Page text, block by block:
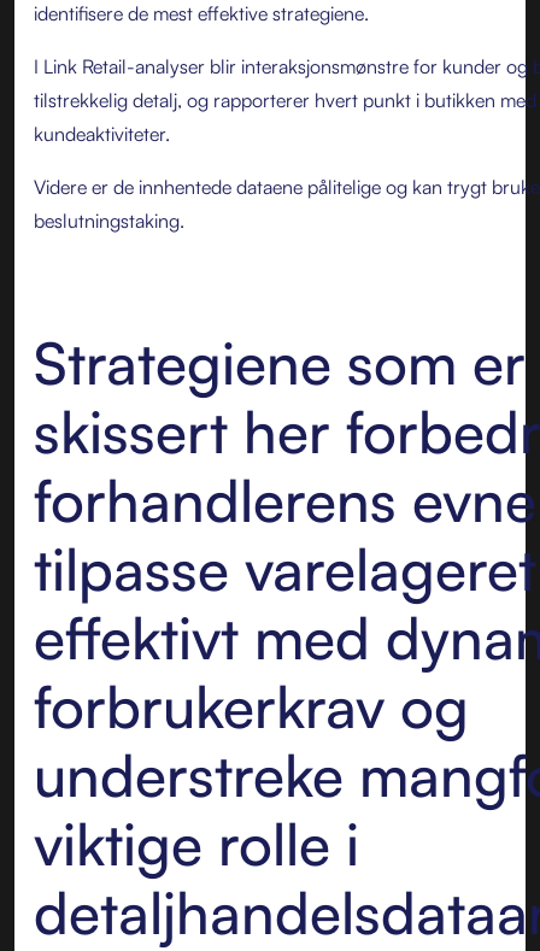
identifisere de mest effektive strategiene.
I Link Retail-analyser blir interaksjonsmønstre for kunder og
tilstrekkelig detalj, og rapporterer hvert punkt i butikken med
kundeaktiviteter.
Videre er de innhentede dataene pålitelige og kan trygt
beslutningstaking.
Strategiene som er
skissert her
forhandlerens
tilpasse varelageret
effektivt med
forbrukerkrav og
understreke
viktige rolle i